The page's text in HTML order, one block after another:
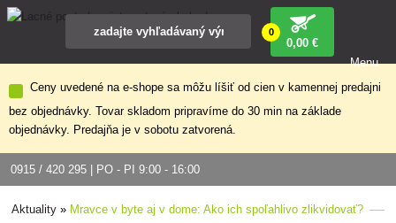
Ceny uvedené na e-shope sa môžu líšiť od cien v kamennej predajni
bez objednávky. Tovar skladom pripravíme do 30 min na základe
objednávky. Predajňa je v sobotu zatvorená.
0915 / 420 295 | PO - PI 9:00 - 16:00
0
0,00 €
Menu
Aktuality » Mravce v byte aj v dome: Ako ich spoľahlivo zlikvidovať?